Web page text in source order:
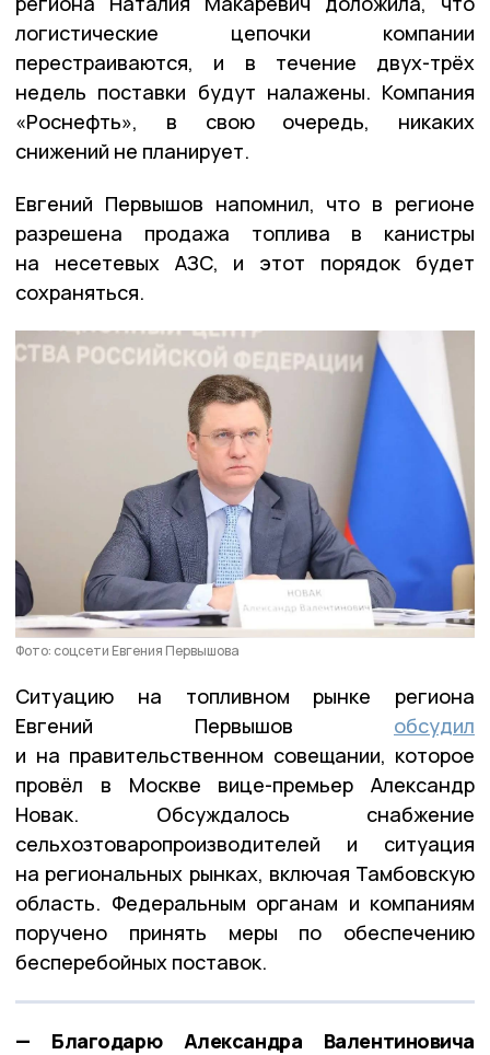
логистические цепочки компании
перестраиваются, и в течение двух-трёх
недель поставки будут налажены. Компания
«Роснефть», в свою очередь, никаких
снижений не планирует.
Евгений Первышов напомнил, что в регионе
разрешена продажа топлива в канистры
на несетевых АЗС, и этот порядок будет
сохраняться.
Фото: соцсети Евгения Первышова
Ситуацию на топливном рынке региона
Евгений Первышов обсудил
и на правительственном совещании, которое
провёл в Москве вице-премьер Александр
Новак. Обсуждалось снабжение
сельхозтоваропроизводителей и ситуация
на региональных рынках, включая Тамбовскую
область. Федеральным органам и компаниям
поручено принять меры по обеспечению
бесперебойных поставок.
— Благодарю Александра Валентиновича